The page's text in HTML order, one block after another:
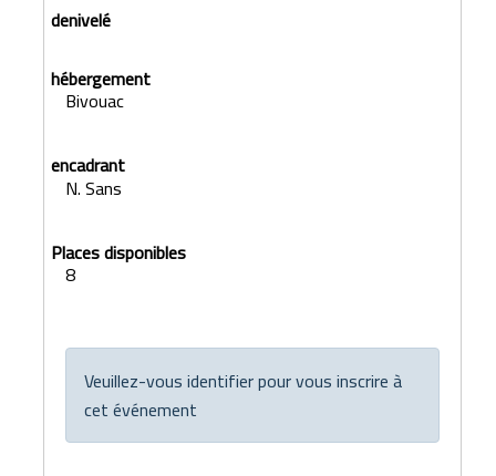
Bivouac
N. Sans
8
Veuillez-vous identifier pour vous inscrire à
cet événement